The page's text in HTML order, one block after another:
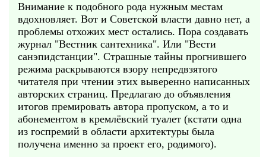
Внимание к подобного рода нужным местам
вдохновляет. Вот и Советской власти давно нет, а
проблемы отхожих мест остались. Пора создавать
журнал "Вестник сантехника". Или "Вести
санэпидстанции". Страшные тайны прогнившего
режима раскрываются взору непредвзятого
читателя при чтении этих выверенно написанных
авторских страниц. Предлагаю до объявления
итогов премировать автора пропуском, а то и
абонементом в кремлёвский туалет (кстати одна
из госпремий в области архитектуры была
получена именно за проект его, родимого).